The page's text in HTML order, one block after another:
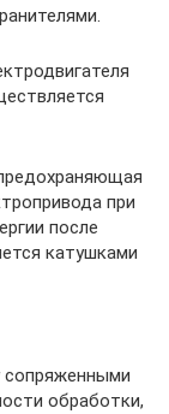
при
после
катушками
сопряженными
обработки,